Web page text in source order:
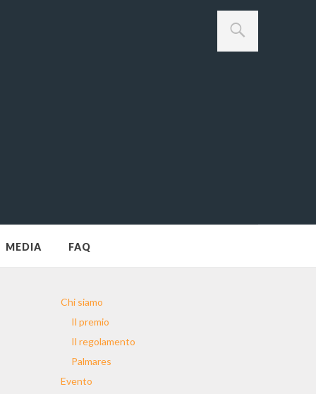
MEDIA FAQ
Chi siamo
Il premio
Il regolamento
Palmares
Evento